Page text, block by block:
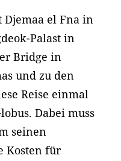
el Fna in
Palast in
Bridge in
und zu den
Reise einmal
Dabei muss
seinen
Kosten für